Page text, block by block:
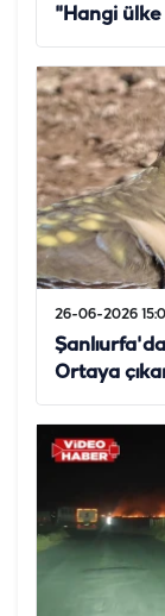
"Hangi ülke
26-06-2026
Ortaya